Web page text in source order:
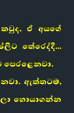
ඒ අයගේ
තේරෙද්දී…
ඇත්තටම,
හොයාගන්න